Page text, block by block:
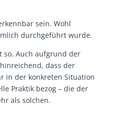
sein. Wohl
durchgeführt wurde.
so. Auch aufgrund der
dass der
in der konkreten Situation
Praktik bezog – die der
als solchen.